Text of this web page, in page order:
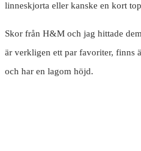
linneskjorta eller kanske en kort
Skor från H&M och jag hittade
är verkligen ett par favoriter, finns
och har en lagom höjd.